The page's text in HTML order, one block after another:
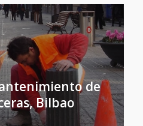
de
Bilbao